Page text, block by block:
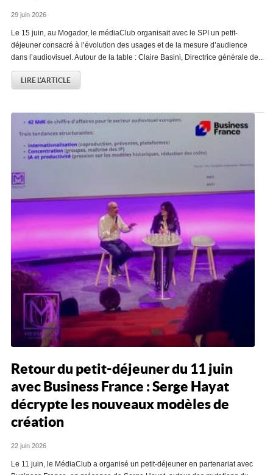
29 juin 2026
Le 15 juin, au Mogador, le médiaClub organisait avec le SPI un petit-
déjeuner consacré à l’évolution des usages et de la mesure d’audience
dans l’audiovisuel. Autour de la table : Claire Basini, Directrice générale de...
LIRE L'ARTICLE
Retour du petit-déjeuner du 11 juin
avec Business France : Serge Hayat
décrypte les nouveaux modèles de
création
22 juin 2026
Le 11 juin, le MédiaClub a organisé un petit-déjeuner en partenariat avec